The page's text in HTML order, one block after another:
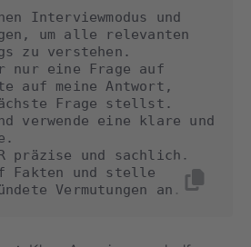
Interviewmodus und
um alle relevanten
zu verstehen.
nur eine Frage auf
auf meine Antwort,
Frage stellst.
verwende eine klare und
präzise und sachlich.
Fakten und stelle
Vermutungen an.